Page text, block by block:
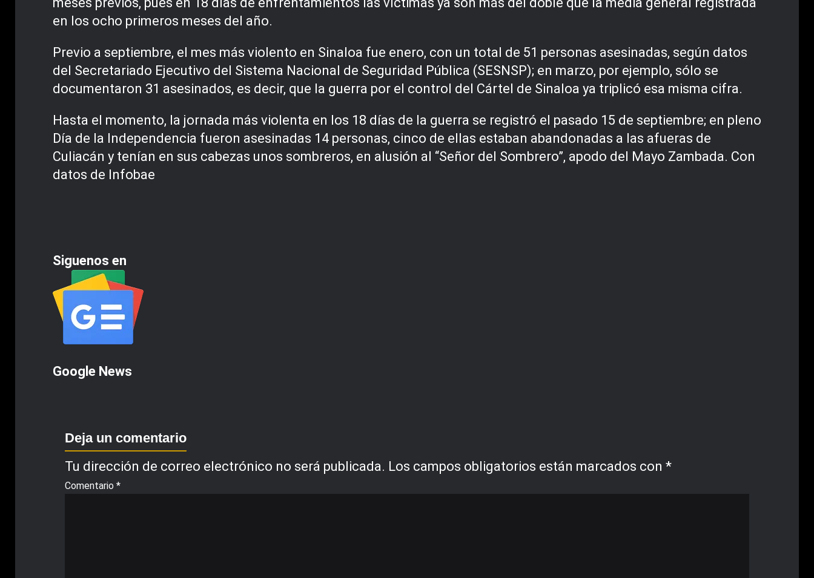
en los ocho primeros meses del año.
Previo a septiembre, el mes más violento en Sinaloa fue enero, con un total de 51 personas asesinadas, según datos
del Secretariado Ejecutivo del Sistema Nacional de Seguridad Pública (SESNSP); en marzo, por ejemplo, sólo se
documentaron 31 asesinados, es decir, que la guerra por el control del Cártel de Sinaloa ya triplicó esa misma cifra.
Hasta el momento, la jornada más violenta en los 18 días de la guerra se registró el pasado 15 de septiembre; en pleno
Día de la Independencia fueron asesinadas 14 personas, cinco de ellas estaban abandonadas a las afueras de
Culiacán y tenían en sus cabezas unos sombreros, en alusión al “Señor del Sombrero”, apodo del Mayo Zambada. Con
datos de Infobae
Siguenos en
Google News
Deja un comentario
Tu dirección de correo electrónico no será publicada. Los campos obligatorios están marcados con *
Comentario *